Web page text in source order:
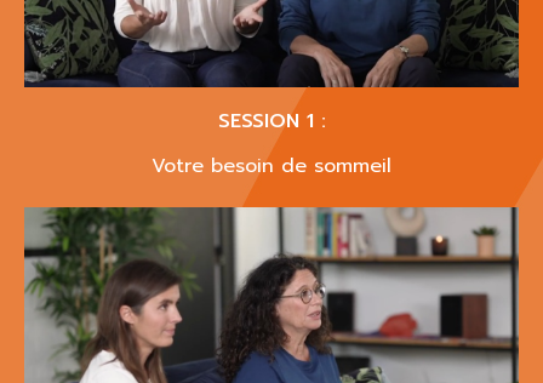
SESSION 1 :
Votre besoin de sommeil